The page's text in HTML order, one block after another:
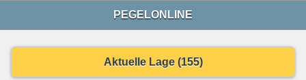
PEGELONLINE
Aktuelle Lage (155)